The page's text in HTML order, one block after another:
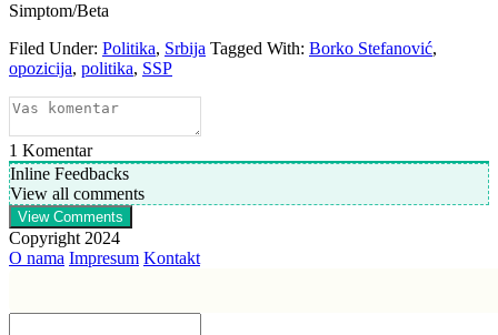
Simptom/Beta
Filed Under: Politika, Srbija Tagged With: Borko Stefanović,
opozicija, politika, SSP
1 Komentar
Inline Feedbacks
View all comments
View Comments
Copyright 2024
O nama Impresum Kontakt